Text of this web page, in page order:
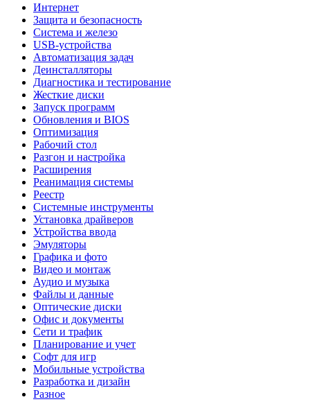
Интернет
Защита и безопасность
Система и железо
USB-устройства
Автоматизация задач
Деинсталляторы
Диагностика и тестирование
Жесткие диски
Запуск программ
Обновления и BIOS
Оптимизация
Рабочий стол
Разгон и настройка
Расширения
Реанимация системы
Реестр
Системные инструменты
Установка драйверов
Устройства ввода
Эмуляторы
Графика и фото
Видео и монтаж
Аудио и музыка
Файлы и данные
Оптические диски
Офис и документы
Сети и трафик
Планирование и учет
Софт для игр
Мобильные устройства
Разработка и дизайн
Разное